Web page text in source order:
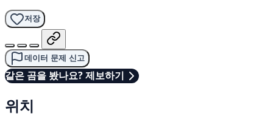
저장
데이터 문제 신고
같은 곰을 봤나요? 제보하기
위치